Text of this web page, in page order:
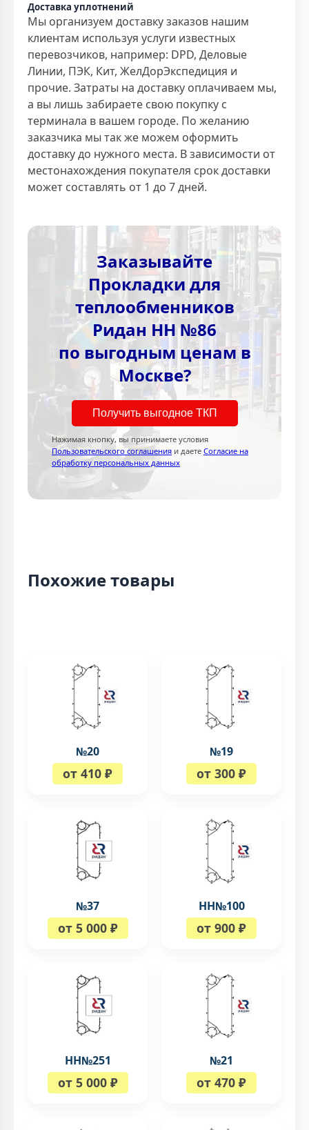
Доставка уплотнений
Мы организуем доставку заказов нашим
клиентам используя услуги известных
перевозчиков, например: DPD, Деловые
Линии, ПЭК, Кит, ЖелДорЭкспедиция и
прочие. Затраты на доставку оплачиваем мы,
а вы лишь забираете свою покупку с
терминала в вашем городе. По желанию
заказчика мы так же можем оформить
доставку до нужного места. В зависимости от
местонахождения покупателя срок доставки
может составлять от 1 до 7 дней.
Заказывайте
Прокладки для
теплообменников
Ридан НН №86
по выгодным ценам в
Москве?
Получить выгодное ТКП
Нажимая кнопку, вы принимаете условия
Пользовательского соглашения и даете Согласие на
обработку персональных данных
Похожие товары
№20
от 410 ₽
№19
от 300 ₽
№37
от 5 000 ₽
НН№100
от 900 ₽
НН№251
от 5 000 ₽
№21
от 470 ₽